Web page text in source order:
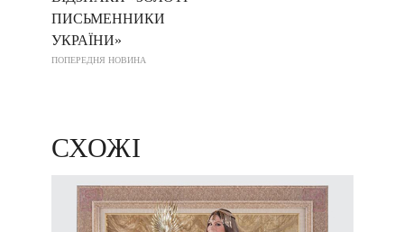
ПИСЬМЕННИКИ
УКРАЇНИ»
ПОПЕРЕДНЯ НОВИНА
СХОЖІ